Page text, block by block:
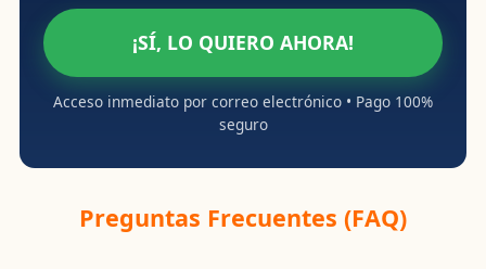
¡SÍ, LO QUIERO AHORA!
Acceso inmediato por correo electrónico • Pago 100%
seguro
Preguntas Frecuentes (FAQ)